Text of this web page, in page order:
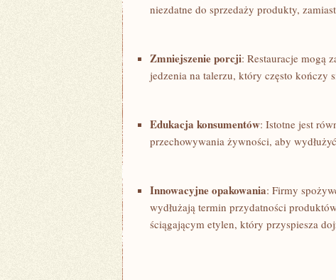
niezdatne do sprzedaży produkty,
Zmniejszenie‍ porcji: Restauracje mogą
jedzenia na talerzu, który często kończy
Edukacja konsumentów: Istotne‌ jest‌
przechowywania żywności, aby
Innowacyjne opakowania: Firmy
wydłużają​ termin przydatności
ściągającym etylen, ‌który przyspiesza